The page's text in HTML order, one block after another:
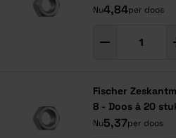
Nu4,84per doos
Fischer
8 - Doos à 20
Nu5,37per doos